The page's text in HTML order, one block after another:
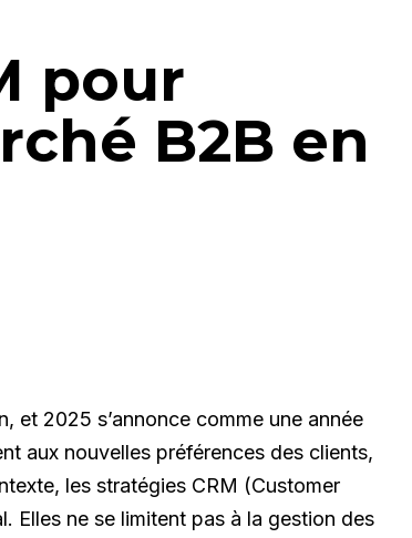
pour
B2B en
et 2025 s’annonce comme une année
aux nouvelles préférences des clients,
les stratégies CRM (Customer
Elles ne se limitent pas à la gestion des